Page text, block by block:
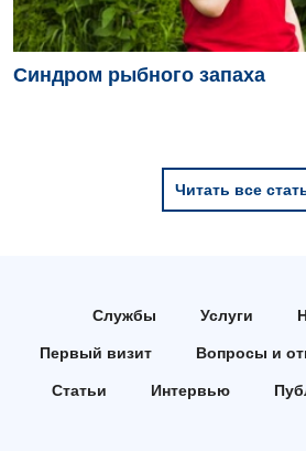
Синдром рыбного запаха
Читать все
Службы Услуги
Первый визит Вопросы и
Статьи Интервью